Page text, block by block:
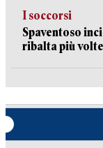
I soccorsi
Spaventoso
ribalta più